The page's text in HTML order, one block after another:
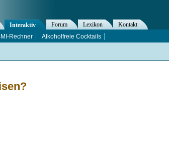
Interaktiv Forum Lexikon
Kontakt
Rechner Alkoholfreie Cocktails